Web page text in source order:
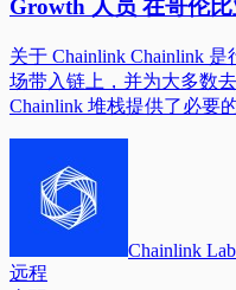
Growth 人员 在哥伦
关于 Chainlink Chainlink
场带入链上，并为大多数
Chainlink 堆栈提供了必要
Chainlink
远程